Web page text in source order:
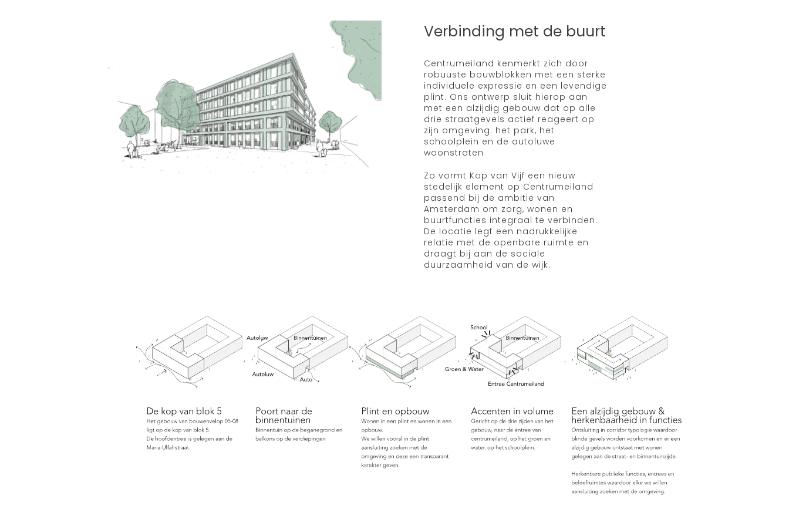
Verbinding met de buurt
Centrumeiland kenmerkt zich door
robuuste bouwblokken met een sterke
individuele expressie en een levendige
plint. Ons ontwerp sluit hierop aan
met een alzijdig gebouw dat op alle
drie straatgevels actief reageert op
zijn omgeving: het park, het
schoolplein en de autoluwe
woonstraten
Zo vormt Kop van Vijf een nieuw
stedelijk element op Centrumeiland
passend bij de ambitie van
Amsterdam om zorg, wonen en
buurtfuncties integraal te verbinden.
De locatie legt een nadrukkelijke
relatie met de openbare ruimte en
draagt bij aan de sociale
duurzaamheid van de wijk.